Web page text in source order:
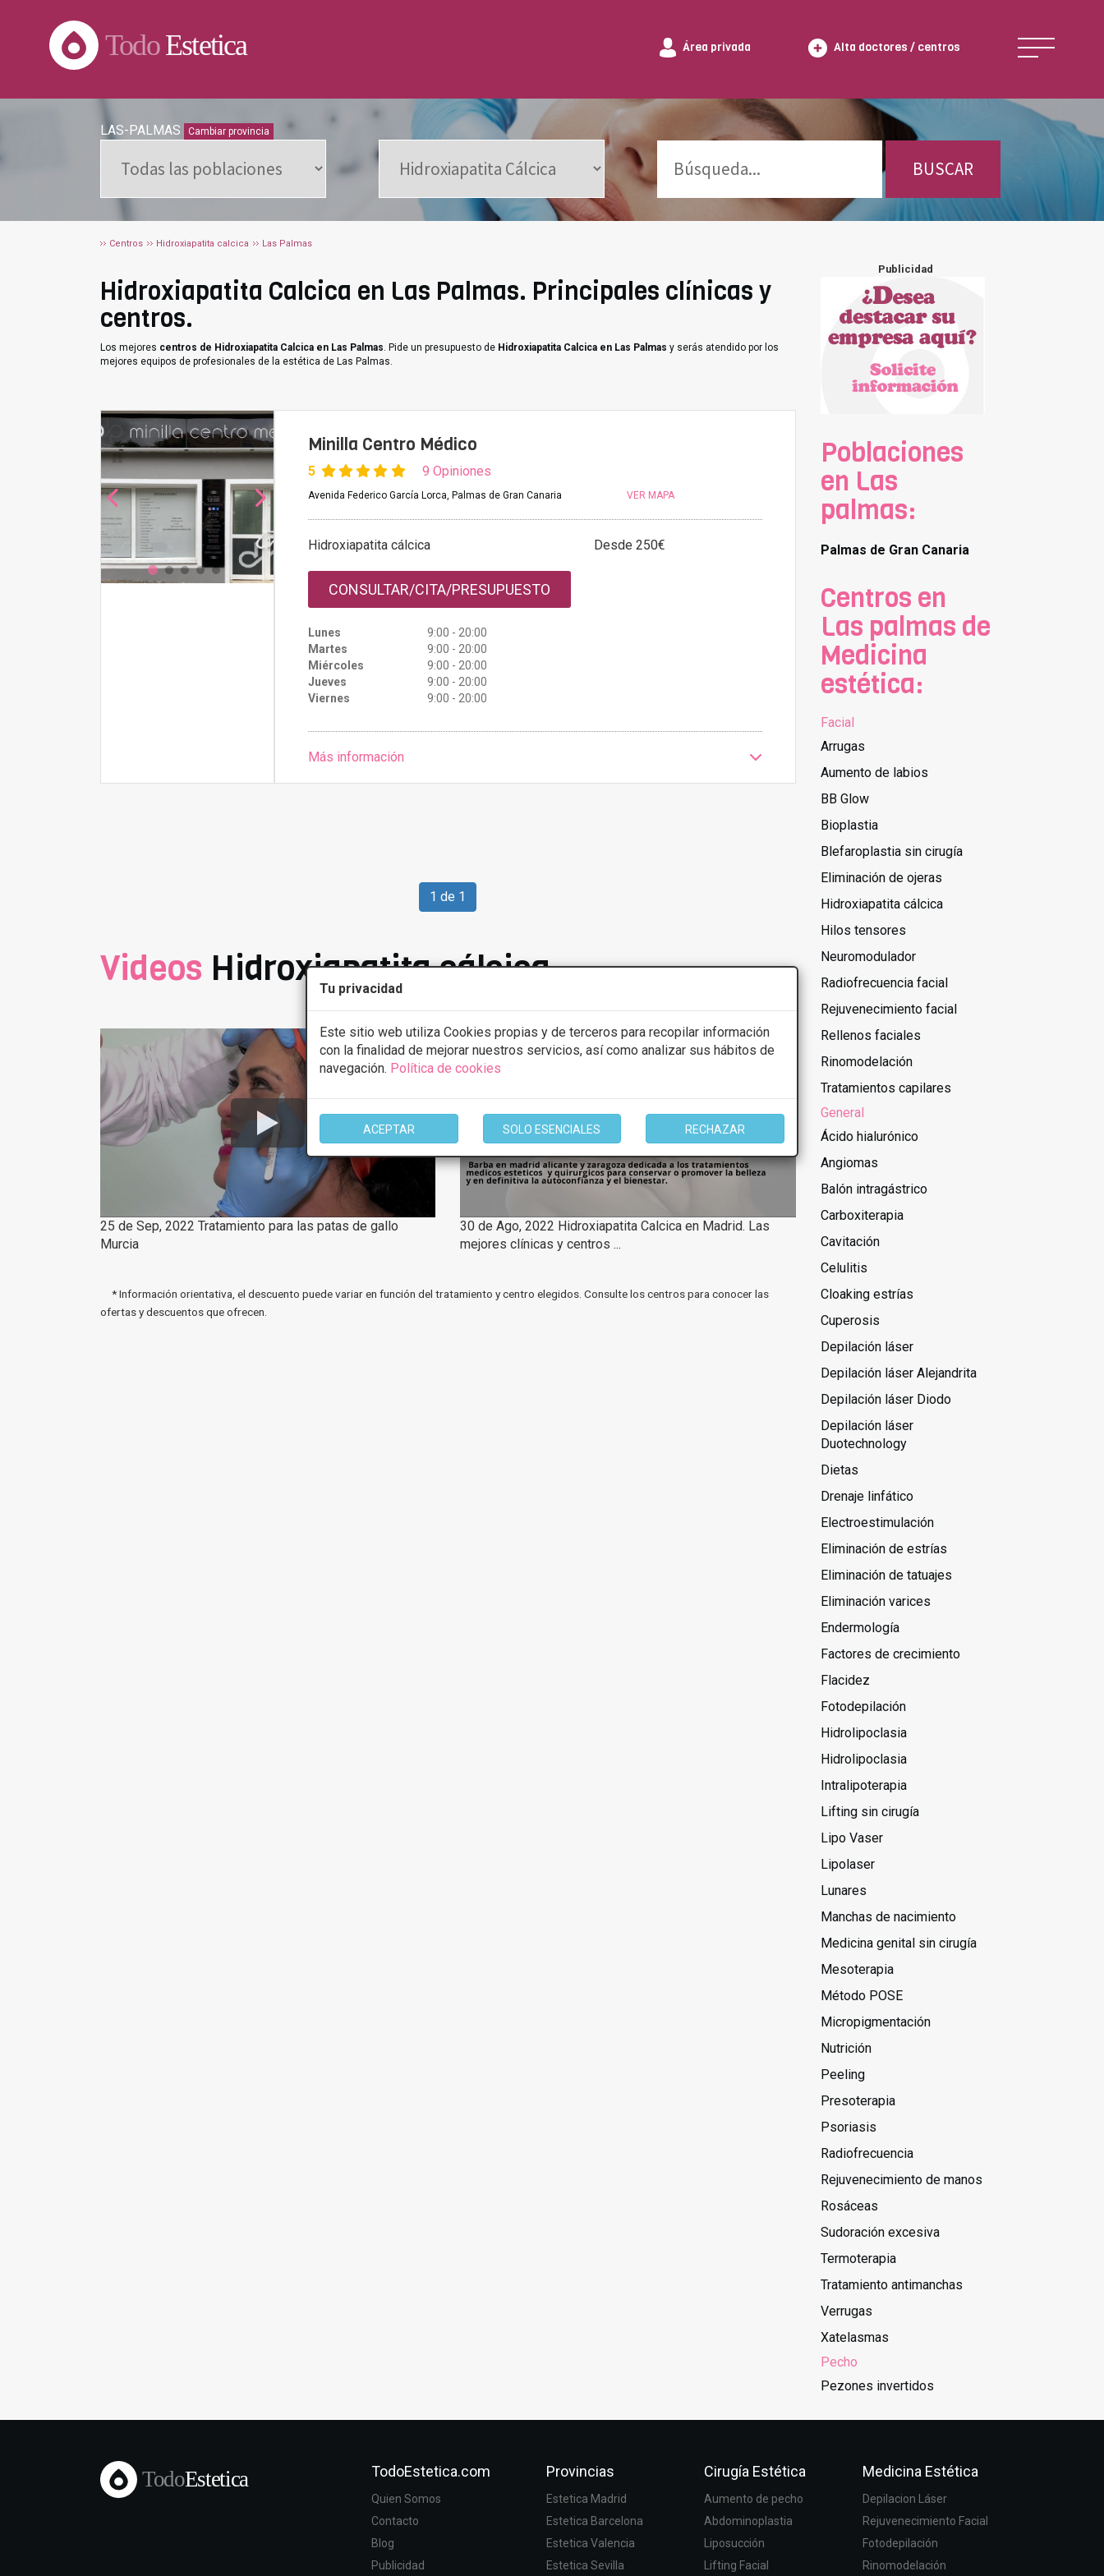
Tu privacidad
Este sitio web utiliza Cookies propias y de terceros para recopilar información
con la finalidad de mejorar nuestros servicios, así como analizar sus hábitos de
navegación. Política de cookies
ACEPTAR SOLO ESENCIALES RECHAZAR
TodoEstetica Área privada Alta doctores / centros
LAS-PALMAS Cambiar provincia
BUSCAR
Centros Hidroxiapatita calcica Las Palmas
Hidroxiapatita Calcica en Las Palmas. Principales clínicas y
centros.
Los mejores centros de Hidroxiapatita Calcica en Las Palmas. Pide un presupuesto de Hidroxiapatita Calcica en Las Palmas y serás atendido por los
mejores equipos de profesionales de la estética de Las Palmas.
Minilla Centro Médico
5 9 Opiniones
Avenida Federico García Lorca, Palmas de Gran Canaria VER MAPA
Hidroxiapatita cálcica Desde 250€
CONSULTAR/CITA/PRESUPUESTO
Lunes
9:00 - 20:00
Martes
9:00 - 20:00
Miércoles
9:00 - 20:00
Jueves
9:00 - 20:00
Viernes
9:00 - 20:00
Más información
1 de 1
Videos Hidroxiapatita cálcica
25 de Sep, 2022 Tratamiento para las patas de gallo
Murcia
30 de Ago, 2022 Hidroxiapatita Calcica en Madrid. Las
mejores clínicas y centros ...
* Información orientativa, el descuento puede variar en función del tratamiento y centro elegidos. Consulte los centros para conocer las
ofertas y descuentos que ofrecen.
Publicidad
Poblaciones
en Las
palmas:
Palmas de Gran Canaria
Centros en
Las palmas de
Medicina
estética:
Facial
Arrugas
Aumento de labios
BB Glow
Bioplastia
Blefaroplastia sin cirugía
Eliminación de ojeras
Hidroxiapatita cálcica
Hilos tensores
Neuromodulador
Radiofrecuencia facial
Rejuvenecimiento facial
Rellenos faciales
Rinomodelación
Tratamientos capilares
General
Ácido hialurónico
Angiomas
Balón intragástrico
Carboxiterapia
Cavitación
Celulitis
Cloaking estrías
Cuperosis
Depilación láser
Depilación láser Alejandrita
Depilación láser Diodo
Depilación láser
Duotechnology
Dietas
Drenaje linfático
Electroestimulación
Eliminación de estrías
Eliminación de tatuajes
Eliminación varices
Endermología
Factores de crecimiento
Flacidez
Fotodepilación
Hidrolipoclasia
Hidrolipoclasia
Intralipoterapia
Lifting sin cirugía
Lipo Vaser
Lipolaser
Lunares
Manchas de nacimiento
Medicina genital sin cirugía
Mesoterapia
Método POSE
Micropigmentación
Nutrición
Peeling
Presoterapia
Psoriasis
Radiofrecuencia
Rejuvenecimiento de manos
Rosáceas
Sudoración excesiva
Termoterapia
Tratamiento antimanchas
Verrugas
Xatelasmas
Pecho
Pezones invertidos
TodoEstetica TodoEstetica.com
Quien Somos
Contacto
Blog
Publicidad
Provincias
Estetica Madrid
Estetica Barcelona
Estetica Valencia
Estetica Sevilla
Cirugía Estética
Aumento de pecho
Abdominoplastia
Liposucción
Lifting Facial
Medicina Estética
Depilacion Láser
Rejuvenecimiento Facial
Fotodepilación
Rinomodelación